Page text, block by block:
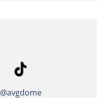
@avgdome